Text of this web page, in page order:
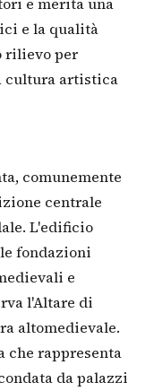
e la qualità
rilievo per
cultura artistica
comunemente
centrale
L'edificio
fondazioni
e
l'Altare di
altomedievale.
che rappresenta
da palazzi